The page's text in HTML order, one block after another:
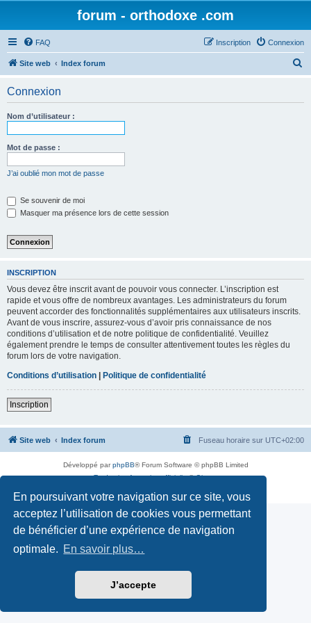
En poursuivant votre navigation sur ce site, vous
acceptez l’utilisation de cookies vous permettant
de bénéficier d’une expérience de navigation
optimale. En savoir plus…
J’accepte
forum - orthodoxe .com
FAQ Connexion
Inscription
Site web Index forum
Connexion
Nom d’utilisateur :
Mot de passe :
J’ai oublié mon mot de passe
Se souvenir de moi
Masquer ma présence lors de cette session
INSCRIPTION
Vous devez être inscrit avant de pouvoir vous connecter. L’inscription est
rapide et vous offre de nombreux avantages. Les administrateurs du forum
peuvent accorder des fonctionnalités supplémentaires aux utilisateurs inscrits.
Avant de vous inscrire, assurez-vous d’avoir pris connaissance de nos
conditions d’utilisation et de notre politique de confidentialité. Veuillez
également prendre le temps de consulter attentivement toutes les règles du
forum lors de votre navigation.
Conditions d’utilisation | Politique de confidentialité
Inscription
Site web Index forum Fuseau horaire sur UTC+02:00
Développé parphpBB® Forum Software © phpBB Limited
Traduction française officielle©Qiaeru